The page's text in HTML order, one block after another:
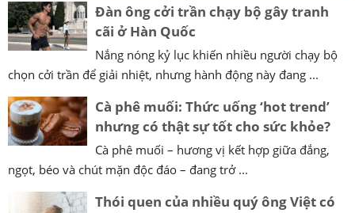
Đàn ông cởi trần chạy bộ gây tranh
cãi ở Hàn Quốc
Nắng nóng kỷ lục khiến nhiều người chạy bộ
chọn cởi trần để giải nhiệt, nhưng hành động này đang ...
Cà phê muối: Thức uống ‘hot trend’
nhưng có thật sự tốt cho sức khỏe?
Cà phê muối – hương vị kết hợp giữa đắng,
ngọt, béo và chút mặn độc đáo – đang trở ...
Thói quen của nhiều quý ông Việt có